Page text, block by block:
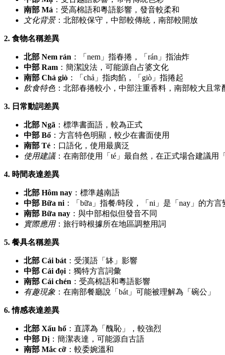
南部 Má ：受高棉語和粵語影響，發音較柔和
文化背景：北部較保守，中部較傳統，南部較開放
2. 食物名稱差異
北部 Nem rán ：「nem」指春捲，「rán」指油炸
中部 Ram ：簡潔說法，可能源自占婆文化
南部 Chả giò ：「chả」指肉餡，「giò」指捲起
飲食特色 ：北部春捲較小，中部注重香料，南部較大且常
3. 日常動詞差異
北部 Ngã ：標準書面語，較為正式
中部 Bổ ：方言特色明顯，較少在書面使用
南部 Té ：口語化，使用最廣泛
使用建議：在南部使用「té」最自然，在正式場合建議用「
4. 時間表達差異
北部 Hôm nay ：標準越南語
中部 Bữa ni：「bữa」指餐/時段，「ni」是「nay」的方言
南部 Bữa nay ：與中部相似但發音不同
實際應用：旅行時根據所在地區調整用詞
5. 餐具名稱差異
北部 Cái bát：受漢語「缽」影響
中部 Cái đọi：獨特方言詞彙
南部 Cái chén ：受高棉語和粵語影響
有趣現象 ：在南部餐廳說「bát」可能被理解為「碗公」
6. 情感表達差異
北部 Xấu hổ ：直譯為「醜恥」，較強烈
中部 Dị：簡潔表達，可能源自古語
南部 Mắc cỡ ：較委婉溫和